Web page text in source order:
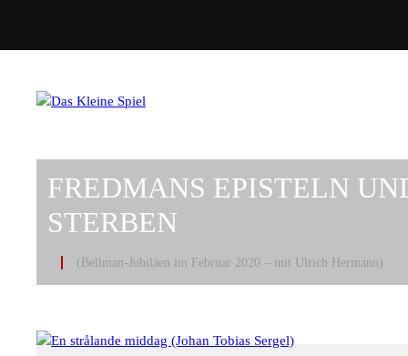
FREDMANS EPISTELN
STERBEN
(Bellman-Jubiläen im Februar 2020 – mit Ulrich Hermann)